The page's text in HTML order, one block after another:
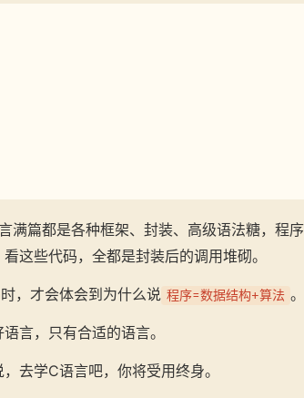
满篇都是各种框架、封装、高级语法糖，程
这些代码，全都是封装后的调用堆砌。
，才会体会到为什么说 程序=数据结构+算法 。
言，只有合适的语言。
去学C语言吧，你将受用终身。